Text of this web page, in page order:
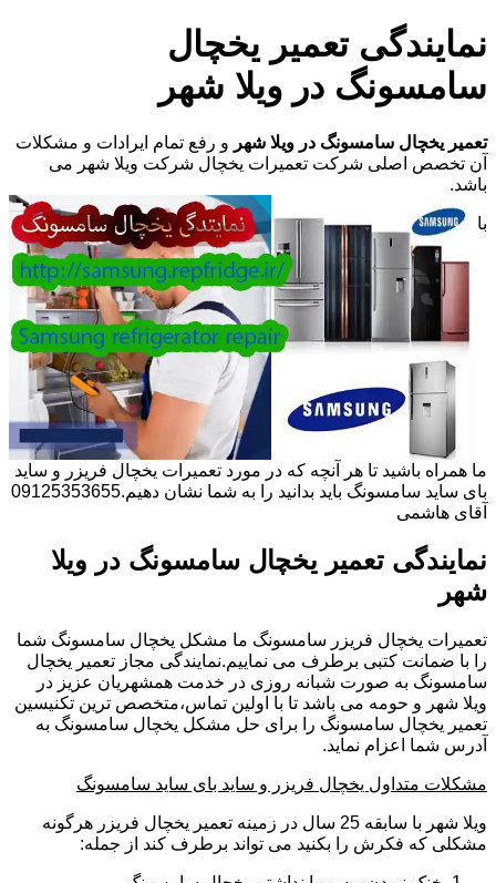
نمایندگی تعمیر یخچال
سامسونگ در ویلا شهر
تعمیر یخچال سامسونگ در ویلا شهر و رفع تمام ایرادات و مشکلات
آن تخصص اصلی شرکت تعمیرات یخچال شرکت ویلا شهر می
باشد.
با
ما همراه باشید تا هر آنچه که در مورد تعمیرات یخچال فریزر و ساید
بای ساید سامسونگ باید بدانید را به شما نشان دهیم.09125353655
آقای هاشمی
نمایندگی تعمیر یخچال سامسونگ در ویلا
شهر
تعمیرات یخچال فریزر سامسونگ ما مشکل یخچال سامسونگ شما
را با ضمانت کتبی برطرف می نماییم.نمایندگی مجاز تعمیر یخچال
سامسونگ به صورت شبانه روزی در خدمت همشهریان عزیز در
ویلا شهر و حومه می باشد تا با اولین تماس،متخصص ترین تکنیسین
تعمیر یخچال سامسونگ را برای حل مشکل یخچال سامسونگ به
آدرس شما اعزام نماید.
مشکلات متداول یخچال فریزر و ساید بای ساید سامسونگ
ویلا شهر با سابقه 25 سال در زمینه تعمیر یخچال فریزر هرگونه
مشکلی که فکرش را بکنید می تواند برطرف کند از جمله: